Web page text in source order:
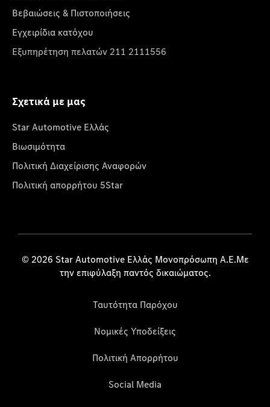
Βεβαιώσεις & Πιστοποιήσεις
Εγχειρίδια κατόχου
Εξυπηρέτηση πελατών 211 2111556
Σχετικά με μας
Star Automotive Ελλάς
Βιωσιμότητα
Πολιτική Διαχείρισης Αναφορών
Πολιτική απορρήτου 5Star
© 2026 Star Automotive Ελλάς Μονοπρόσωπη Α.Ε.Με
την επιφύλαξη παντός δικαιώματος.
Ταυτότητα Παρόχου
Νομικές Υποδείξεις
Πολιτική Απορρήτου
Social Media